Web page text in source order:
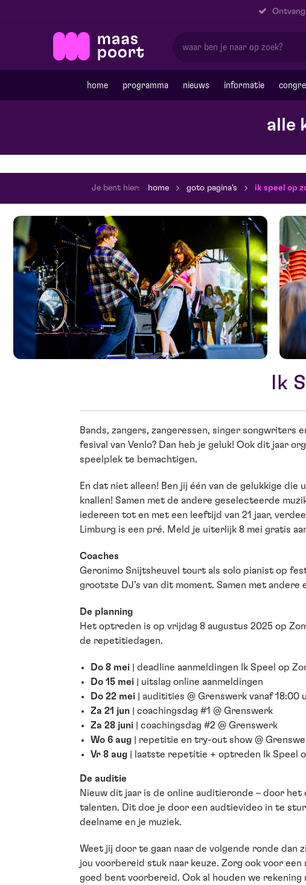
home programma nieuws informatie
alle
Je bent hier: home goto pagina's ik speel op
Ik
Bands, zangers, zangeressen, singer
fesival van Venlo? Dan heb je geluk! Ook dit jaar
speelplek te bemachtigen.
En dat niet alleen! Ben jij één van de gelukkige
knallen! Samen met de andere geselecteerde
iedereen tot en met een leeftijd van 21 jaar,
Limburg is een pré. Meld je uiterlijk 8 mei gratis
Coaches
Geronimo Snijtsheuvel tourt als solo pianist op
grootste DJ’s van dit moment. Samen met
De planning
Het optreden is op vrijdag 8 augustus 2025 op
de repetitiedagen.
Do 8 mei | deadline aanmeldingen Ik Speel op
Do 15 mei | uitslag online aanmeldingen
Do 22 mei | auditities @ Grenswerk vanaf 18:00
Za 21 jun
| coachingsdag #1 @ Grenswerk
Za 28 juni | coachingsdag #2 @ Grenswerk
Wo 6 aug | repetitie en try-out show @
Vr 8 aug | laatste repetitie + optreden Ik Speel
De auditie
Nieuw dit jaar is de online auditieronde – door het
talenten. Dit doe je door een audtievideo in te
deelname en je muziek.
Weet jij door te gaan naar de volgende ronde
jou voorbereid stuk naar keuze. Zorg ook voor
goed bent voorbereid. Ook al houden we